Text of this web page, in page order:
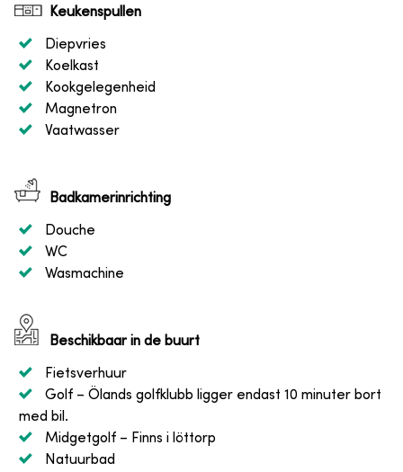
Keukenspullen
Diepvries
Koelkast
Kookgelegenheid
Magnetron
Vaatwasser
Badkamerinrichting
Douche
WC
Wasmachine
Beschikbaar in de buurt
Fietsverhuur
Golf – Ölands golfklubb ligger endast 10 minuter bort
med bil.
Midgetgolf – Finns i löttorp
Natuurbad